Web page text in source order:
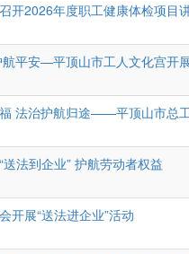
开2026年度职工健康体检项目
航平安—平顶山市工人文化宫开
法治护航归途——平顶山市总
法到企业” 护航劳动者权益
开展“送法进企业”活动